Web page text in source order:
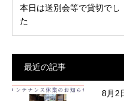
本日は送別会等で貸切でし
た
最近の記事
8月2